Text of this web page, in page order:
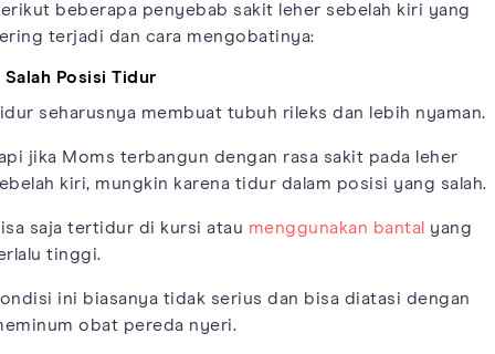
beberapa penyebab sakit leher sebelah kiri yang
terjadi dan cara mengobatinya:
Salah Posisi Tidur
seharusnya membuat tubuh rileks dan lebih nyaman.
jika Moms terbangun dengan rasa sakit pada leher
kiri, mungkin karena tidur dalam posisi yang salah.
saja tertidur di kursi atau menggunakan bantal
yang
tinggi.
ini biasanya tidak serius dan bisa diatasi dengan
obat pereda nyeri.